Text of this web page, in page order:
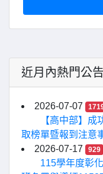
近月內熱門公告
2026-07-07
【高中部】
取榜單暨報到注意
2026-07-17
929
115學年度彰